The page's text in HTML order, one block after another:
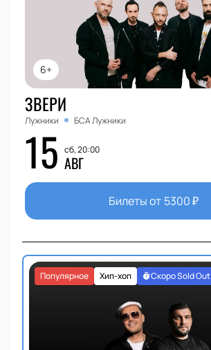
6+
ЗВЕРИ
Лужники БСА Лужники
15 сб, 20:00
АВГ
Билеты от 5300₽
Хип-хоп
Популярное Скоро Sold Out